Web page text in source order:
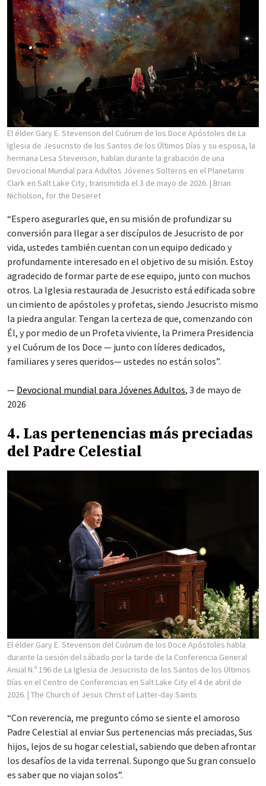
El élder Gary E. Stevenson del Cuórum de los Doce Apóstoles de La
Iglesia de Jesucristo de los Santos de los Últimos Días y su esposa, la
hermana Lesa Stevenson, hablan durante la grabación de una
Devocional Mundial para Adultos Jóvenes Solteros en el Planetario
Clark en Salt Lake City, transmitida el 3 de mayo de 2026. | Brian
Nicholson, for the Deseret
“Espero asegurarles que, en su misión de profundizar su
conversión para llegar a ser discípulos de Jesucristo de por
vida, ustedes también cuentan con un equipo dedicado y
profundamente interesado en el objetivo de su misión. Estoy
agradecido de formar parte de ese equipo, junto con muchos
otros. La Iglesia restaurada de Jesucristo está edificada sobre
un cimiento de apóstoles y profetas, siendo Jesucristo mismo
la piedra angular. Tengan la certeza de que, comenzando con
Él, y por medio de un Profeta viviente, la Primera Presidencia
y el Cuórum de los Doce — junto con líderes dedicados,
familiares y seres queridos— ustedes no están solos”.
— Devocional mundial para Jóvenes Adultos, 3 de mayo de
2026
4. Las pertenencias más preciadas
del Padre Celestial
El élder Gary E. Stevenson del Cuórum de los Doce Apóstoles habla
durante la sesión del sábado por la tarde de la Conferencia General
Anual N.º 196 de La Iglesia de Jesucristo de los Santos de los Últimos
Días en el Centro de Conferencias en Salt Lake City el 4 de abril de
2026. | The Church of Jesus Christ of Latter-day Saints
“Con reverencia, me pregunto cómo se siente el amoroso
Padre Celestial al enviar Sus pertenencias más preciadas, Sus
hijos, lejos de su hogar celestial, sabiendo que deben afrontar
los desafíos de la vida terrenal. Supongo que Su gran consuelo
es saber que no viajan solos”.